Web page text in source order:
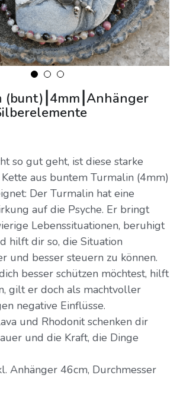
buchen
(bunt)⎮4mm⎮Anhänger
so gut geht, ist diese starke
aus buntem Turmalin (4mm)
Der Turmalin hat eine
auf die Psyche. Er bringt
Lebenssituationen, beruhigt
hilft dir so, die Situation
und besser steuern zu können.
besser schützen möchtest, hilft
gilt er doch als machtvoller
negative Einflüsse.
und Rhodonit schenken dir
und die Kraft, die Dinge
Anhänger 46cm, Durchmesser